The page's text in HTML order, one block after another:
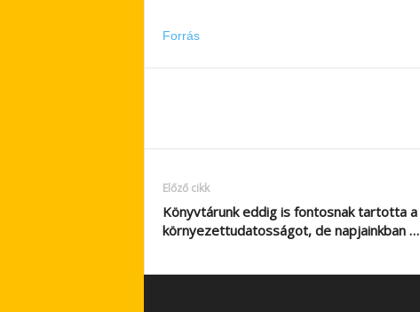
Forrás
Előző cikk
Könyvtárunk eddig is fontosnak tartotta a
környezettudatosságot, de napjainkban …